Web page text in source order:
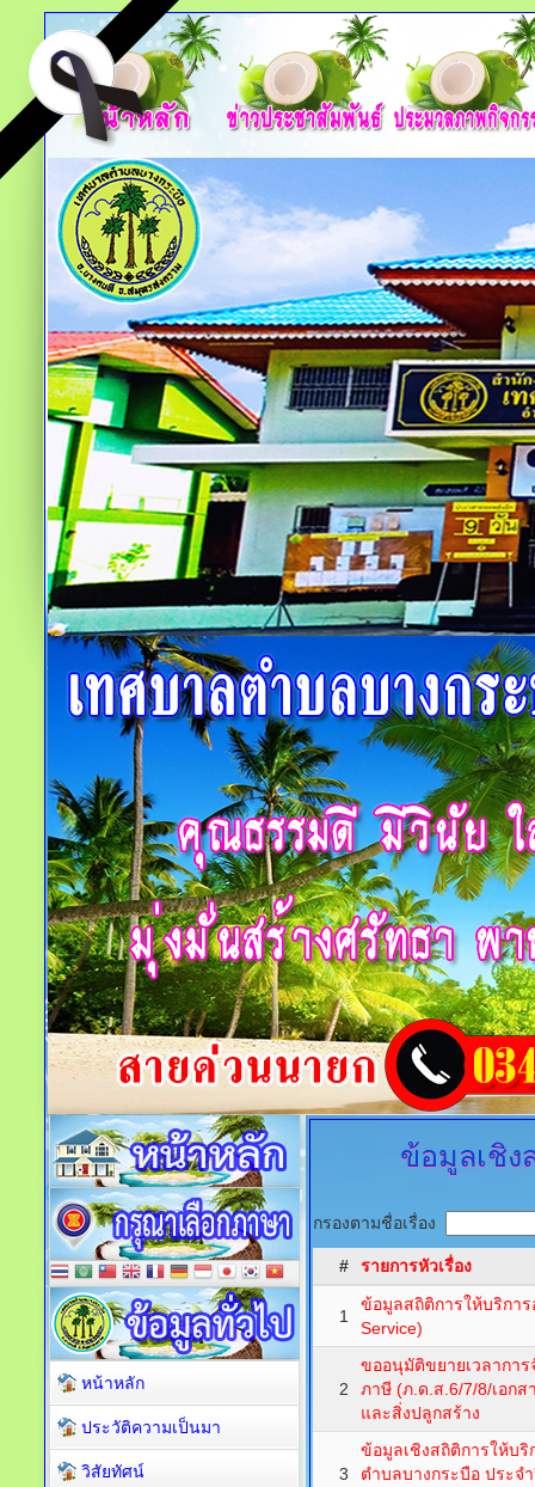
ข้อมูลเชิง
กรองตามชื่อเรื่อง
# รายการหัวเรื่อง
1
ข้อมูลสถิติการให้บริกา
Service)
2
ขออนุมัติขยายเวลาการ
ภาษี (ภ.ด.ส.6/7/8/เอก
และสิ่งปลูกสร้าง
3
ข้อมูลเชิงสถิติการให้บ
ตำบลบางกระบือ ประจ
หน้าหลัก
ประวัติความเป็นมา
วิสัยทัศน์